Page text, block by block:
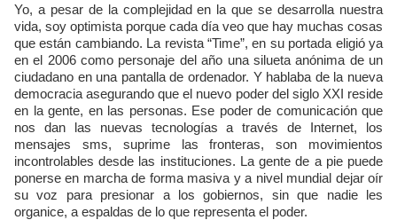
Yo, a pesar de la complejidad en la que se desarrolla nuestra
vida, soy optimista porque cada día veo que hay muchas cosas
que están cambiando. La revista “Time”, en su portada eligió ya
en el 2006 como personaje del año una silueta anónima de un
ciudadano en una pantalla de ordenador. Y hablaba de la nueva
democracia asegurando que el nuevo poder del siglo XXI reside
en la gente, en las personas. Ese poder de comunicación que
nos dan las nuevas tecnologías a través de Internet, los
mensajes sms, suprime las fronteras, son movimientos
incontrolables desde las instituciones. La gente de a pie puede
ponerse en marcha de forma masiva y a nivel mundial dejar oír
su voz para presionar a los gobiernos, sin que nadie les
organice, a espaldas de lo que representa el poder.